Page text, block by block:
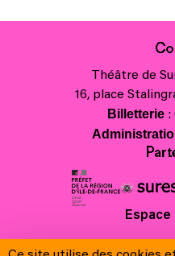
Théâtre de
16, place
Billetterie:
Espace